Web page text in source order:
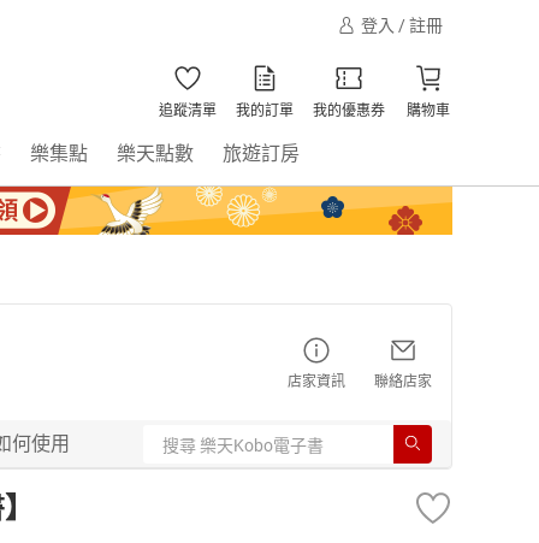
登入 / 註冊
追蹤清單 我的訂單 我的優惠券 購物車
樂集點 樂天點數 旅遊訂房
店家資訊 聯絡店家
何使用